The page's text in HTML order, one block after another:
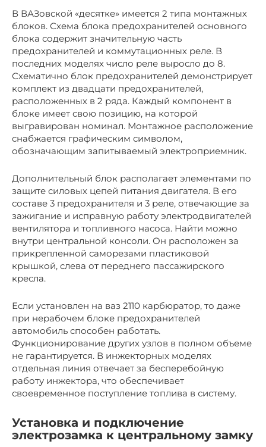
В ВАЗовской «десятке» имеется 2 типа монтажных
блоков. Схема блока предохранителей основного
блока содержит значительную часть
предохранителей и коммутационных реле. В
последних моделях число реле выросло до 8.
Схематично блок предохранителей демонстрирует
комплект из двадцати предохранителей,
расположенных в 2 ряда. Каждый компонент в
блоке имеет свою позицию, на которой
выгравирован номинал. Монтажное расположение
снабжается графическим символом,
обозначающим запитываемый электроприемник.
Дополнительный блок располагает элементами по
защите силовых цепей питания двигателя. В его
составе 3 предохранителя и 3 реле, отвечающие за
зажигание и исправную работу электродвигателей
вентилятора и топливного насоса. Найти можно
внутри центральной консоли. Он расположен за
прикрепленной саморезами пластиковой
крышкой, слева от переднего пассажирского
кресла.
Если установлен на ваз 2110 карбюратор, то даже
при нерабочем блоке предохранителей
автомобиль способен работать.
Функционирование других узлов в полном объеме
не гарантируется. В инжекторных моделях
отдельная линия отвечает за бесперебойную
работу инжектора, что обеспечивает
своевременное поступление топлива в систему.
Установка и подключение
электрозамка к центральному замку